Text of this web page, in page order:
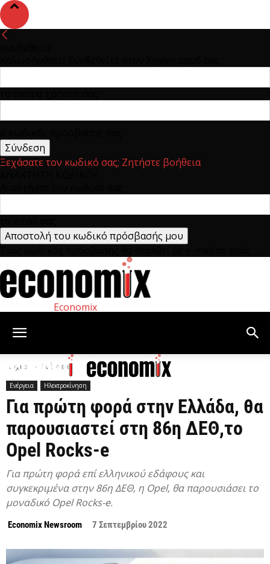
Ξεχάσατε τον κωδικό σας; Ζητήστε βοήθεια
Economix
Αρχική Ενέργεια
Ενέργεια Ηλεκτροκίνηση
Για πρώτη φορά στην Ελλάδα, θα
παρουσιαστεί στη 86η ΔΕΘ,το
Opel Rocks-e
Για πρώτη φορά επί ελληνικού εδάφους και
συγκεκριμένα στην 86η ΔΕΘ, η Opel, θα παρουσιάσει το
μοναδικό Opel Rocks-e.
Economix Newsroom 7 Σεπτεμβρίου 2022